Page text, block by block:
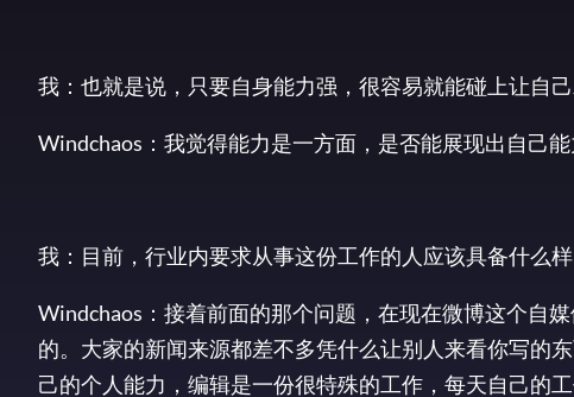
我：也就是说，只要自身能力强，很容易就能碰上让自己
Windchaos：我觉得能力是一方面，是否能展现出自己能
我：目前，行业内要求从事这份工作的人应该具备什么
Windchaos：接着前面的那个问题，在现在微博这个自
的。大家的新闻来源都差不多凭什么让别人来看你写的
己的个人能力，编辑是一份很特殊的工作，每天自己的